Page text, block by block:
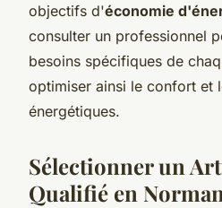
objectifs d'économie
consulter un professionnel
besoins spécifiques de
optimiser ainsi le confort et
énergétiques.
Sélectionner un
Qualifié en